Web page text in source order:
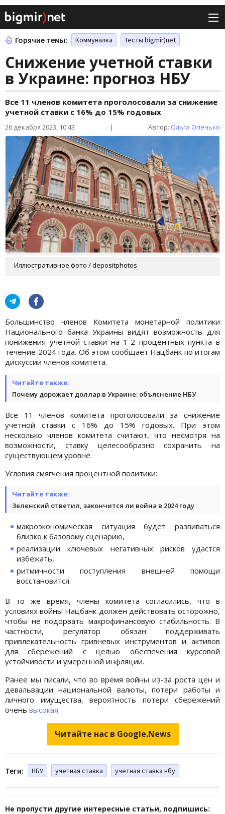
Горячие темы: Коммуналка Тесты bigmir)net
Снижение учетной ставки
в Украине: прогноз НБУ
Все 11 членов комитета проголосовали за снижение
учетной ставки с 16% до 15% годовых
26 декабря 2023, 10:43 | Автор: Ольга Опенько
Иллюстративное фото / depositphotos
Большинство членов Комитета монетарной политики
Национального банка Украины видят возможность для
понижения учетной ставки на 1-2 процентных пункта в
течение 2024 года. Об этом сообщает Нацбанк по итогам
дискуссии членов комитета.
Читайте также:
Почему дорожает доллар в Украине: объяснение НБУ
Все 11 членов комитета проголосовали за снижение
учетной ставки с 16% до 15% годовых. При этом
несколько членов комитета считают, что несмотря на
возможности, ставку целесообразно сохранить на
существующем уровне.
Условия смягчения процентной политики:
Читайте также:
Зеленский ответил, закончится ли война в 2024 году
макроэкономическая ситуация будет развиваться
близко к базовому сценарию,
реализации ключевых негативных рисков удастся
избежать,
ритмичности поступления внешней помощи
восстановится.
В то же время, члены комитета согласились, что в
условиях войны Нацбанк должен действовать осторожно,
чтобы не подорвать макрофинансовую стабильность. В
частности, регулятор обязан поддерживать
привлекательность гривневых инструментов и активов
для сбережений с целью обеспечения курсовой
устойчивости и умеренной инфляции.
Ранее мы писали, что во время войны из-за роста цен и
девальвации национальной валюты, потери работы и
личного имущества, вероятность потери сбережений
очень высокая.
Читайте нас в Google.News
Теги: НБУ учетная ставка учетная ставка нбу
Не пропусти другие интересные статьи, подпишись: